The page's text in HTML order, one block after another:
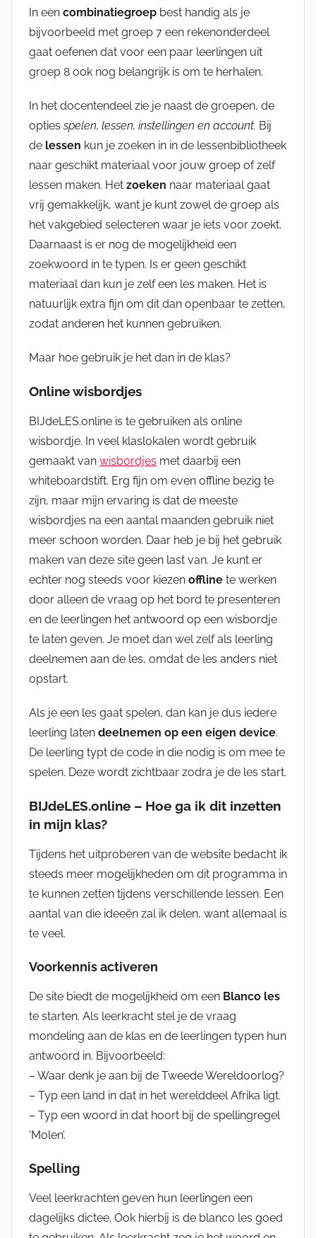
In een combinatiegroep best handig als je
bijvoorbeeld met groep 7 een rekenonderdeel
gaat oefenen dat voor een paar leerlingen uit
groep 8 ook nog belangrijk is om te herhalen.
In het docentendeel zie je naast de groepen, de
opties spelen, lessen, instellingen en account. Bij
de lessen kun je zoeken in in de lessenbibliotheek
naar geschikt materiaal voor jouw groep of zelf
lessen maken. Het zoeken naar materiaal gaat
vrij gemakkelijk, want je kunt zowel de groep als
het vakgebied selecteren waar je iets voor zoekt.
Daarnaast is er nog de mogelijkheid een
zoekwoord in te typen. Is er geen geschikt
materiaal dan kun je zelf een les maken. Het is
natuurlijk extra fijn om dit dan openbaar te zetten,
zodat anderen het kunnen gebruiken.
Maar hoe gebruik je het dan in de klas?
Online wisbordjes
BIJdeLES.online is te gebruiken als online
wisbordje. In veel klaslokalen wordt gebruik
gemaakt van wisbordjes met daarbij een
whiteboardstift. Erg fijn om even offline bezig te
zijn, maar mijn ervaring is dat de meeste
wisbordjes na een aantal maanden gebruik niet
meer schoon worden. Daar heb je bij het gebruik
maken van deze site geen last van. Je kunt er
echter nog steeds voor kiezen offline te werken
door alleen de vraag op het bord te presenteren
en de leerlingen het antwoord op een wisbordje
te laten geven. Je moet dan wel zelf als leerling
deelnemen aan de les, omdat de les anders niet
opstart.
Als je een les gaat spelen, dan kan je dus iedere
leerling laten deelnemen op een eigen device.
De leerling typt de code in die nodig is om mee te
spelen. Deze wordt zichtbaar zodra je de les start.
BIJdeLES.online – Hoe ga ik dit inzetten
in mijn klas?
Tijdens het uitproberen van de website bedacht ik
steeds meer mogelijkheden om dit programma in
te kunnen zetten tijdens verschillende lessen. Een
aantal van die ideeën zal ik delen, want allemaal is
te veel.
Voorkennis activeren
De site biedt de mogelijkheid om een Blanco les
te starten. Als leerkracht stel je de vraag
mondeling aan de klas en de leerlingen typen hun
antwoord in. Bijvoorbeeld:
– Waar denk je aan bij de Tweede Wereldoorlog?
– Typ een land in dat in het werelddeel Afrika ligt.
– Typ een woord in dat hoort bij de spellingregel
‘Molen’.
Spelling
Veel leerkrachten geven hun leerlingen een
dagelijks dictee. Ook hierbij is de blanco les goed